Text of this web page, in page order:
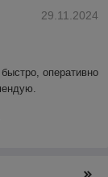
29.11.2024
оперативно